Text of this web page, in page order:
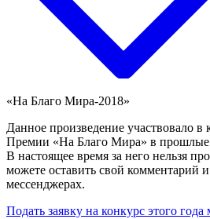
«На Благо Мира-2018»
Данное произведение участвовало в
Премии «На Благо Мира» в прошлые
В настоящее время за него нельзя
можете оставить свой комментарий
мессенджерах.
Подать заявку на конкурс этого года